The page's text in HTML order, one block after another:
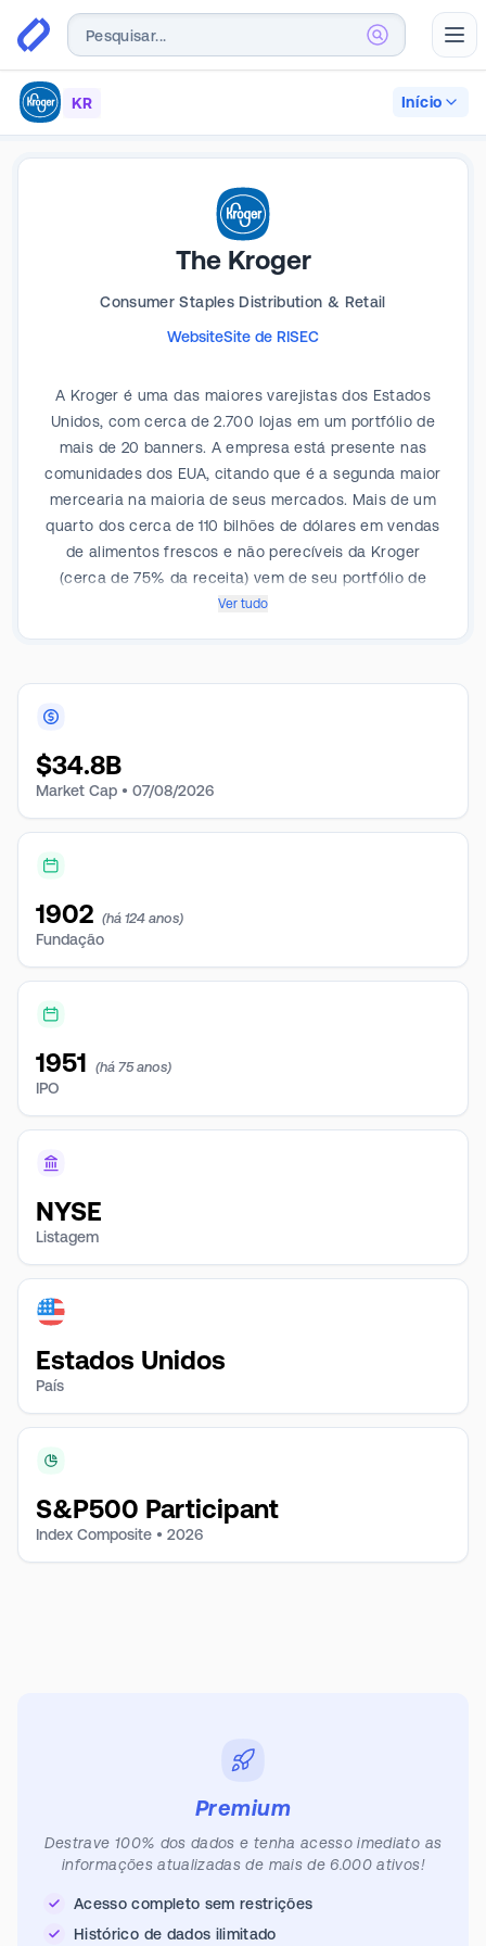
KR Início
The Kroger
Consumer Staples Distribution & Retail
WebsiteSite de RISEC
A Kroger é uma das maiores varejistas dos Estados
Unidos, com cerca de 2.700 lojas em um portfólio de
mais de 20 banners. A empresa está presente nas
comunidades dos EUA, citando que é a segunda maior
mercearia na maioria de seus mercados. Mais de um
quarto dos cerca de 110 bilhões de dólares em vendas
de alimentos frescos e não perecíveis da Kroger
(cerca de 75% da receita) vem de seu portfólio de
marcas próprias, do qual a empresa fabrica 30%. A
Ver tudo
$34.8B
Market Cap • 07/08/2026
1902 (há 124 anos)
Fundação
1951 (há 75 anos)
IPO
NYSE
Listagem
Estados Unidos
País
S&P500 Participant
Index Composite • 2026
Premium
Destrave 100% dos dados e tenha acesso imediato as
informações atualizadas de mais de 6.000 ativos!
Acesso completo sem restrições
Histórico de dados ilimitado